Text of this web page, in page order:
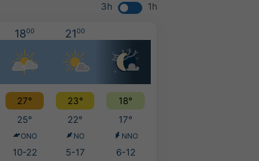
3h 1h
1800 2100
27° 23°
18°
25° 22° 17°
ONO NO NNO
10-22 5-17
6-12